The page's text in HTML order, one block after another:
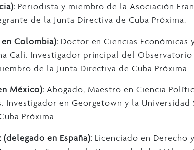
Periodista y miembro de la Asociación
de la Junta Directiva de Cuba Próxima.
Colombia): Doctor en Ciencias Económicas
Cali. Investigador principal del Observatorio
de la Junta Directiva de Cuba Próxima.
México): Abogado, Maestro en Ciencia
Investigador en Georgetown y la Universidad
Próxima.
en España): Licenciado en Derecho y